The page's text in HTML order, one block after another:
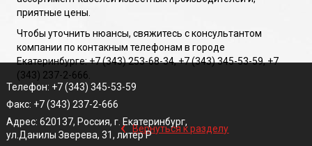
приятные цены.
Чтобы уточнить нюансы, свяжитесь с консультантом
компании по контакным телефонам в городе
Екатеринбурге: +7 (343) 253-68-34, +7 (343) 345-53-59, +7
(343) 237-2-666.
‹ Вернуться к разделу
Телефон: +7 (343) 345-53-59
Факс: +7 (343) 237-2-666
Адрес: 620137, Россия, г. Екатеринбург,
ул.Данилы Зверева, 31, литер Р